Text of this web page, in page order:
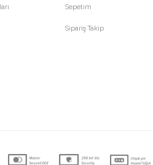
Sepetim
Sipariş Takip